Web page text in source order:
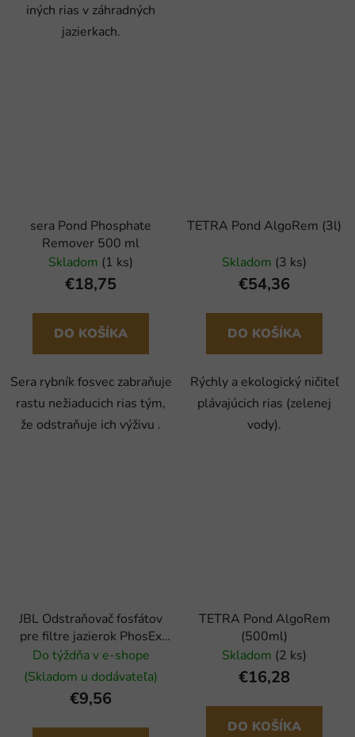
iných rias v záhradných
jazierkach.
sera Pond Phosphate
Remover 500 ml
Skladom (1 ks)
€18,75
DO KOŠÍKA
Sera rybník fosvec zabraňuje
rastu nežiaducich rias tým,
že odstraňuje ich výživu .
TETRA Pond AlgoRem (3l)
Skladom (3 ks)
€54,36
DO KOŠÍKA
Rýchly a ekologický ničiteľ
plávajúcich rias (zelenej
vody).
JBL Odstraňovač fosfátov
pre filtre jazierok PhosEx
Pond Direct, 250ml
Do týždňa v e-shope
(Skladom u dodávateľa)
€9,56
TETRA Pond AlgoRem
(500ml)
Skladom (2 ks)
€16,28
DO KOŠÍKA